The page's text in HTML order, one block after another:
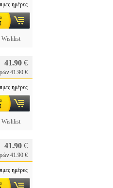
ημέρες
Wishlist
41.90 €
41.90 €
ημέρες
Wishlist
41.90 €
41.90 €
ημέρες